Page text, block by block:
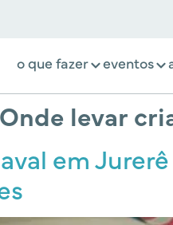
o que fazer eventos
Onde levar
em